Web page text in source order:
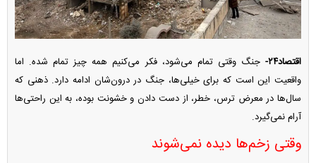
اقتصاد۲۴-
جنگ وقتی تمام می‌شود، فکر می‌کنیم همه چیز تمام شده. اما
واقعیت این است که برای خیلی‌ها، جنگ در درون‌شان ادامه دارد. ذهنی که
سال‌ها در معرض ترس، خطر، از دست دادن و خشونت بوده، به این راحتی‌ها
آرام نمی‌گیرد.
وقتی زخم‌ها دیده نمی‌شوند